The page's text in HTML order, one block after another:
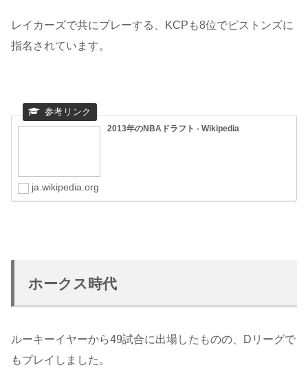
レイカーズで共にプレーする、KCPも8位でピストンズに
指名されています。
2013年のNBAドラフト - Wikipedia
ja.wikipedia.org
ホークス時代
ルーキーイヤーから49試合に出場したものの、Dリーグで
もプレイしました。